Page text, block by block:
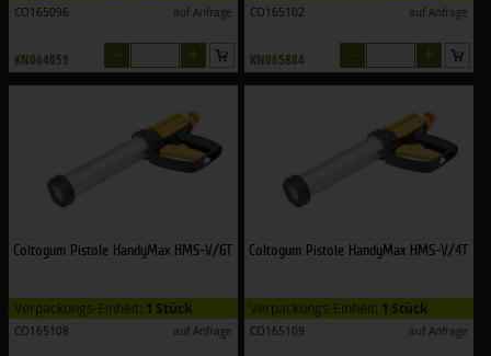
CO165096 auf Anfrage
KN064059
CO165102 auf Anfrage
KN065884
Coltogum Pistole HandyMax HMS-V/6T
Verpackungs-Einheit: 1 Stück
CO165108 auf Anfrage
Coltogum Pistole HandyMax HMS-V/4T
Verpackungs-Einheit: 1 Stück
CO165109 auf Anfrage